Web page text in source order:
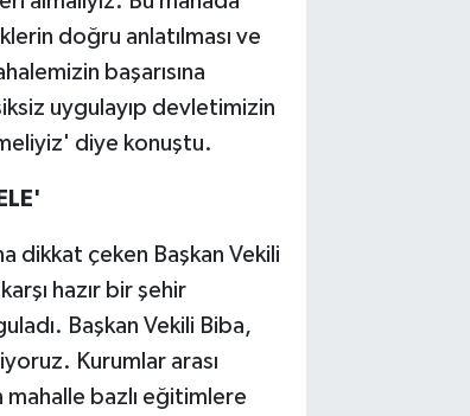
doğru anlatılması ve
başarısına
uygulayıp devletimizin
diye konuştu.
dikkat çeken Başkan Vekili
hazır bir şehir
Başkan Vekili Biba,
Kurumlar arası
bazlı eğitimlere